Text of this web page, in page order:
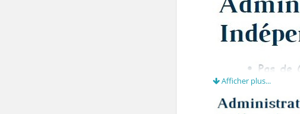
Afficher plus...